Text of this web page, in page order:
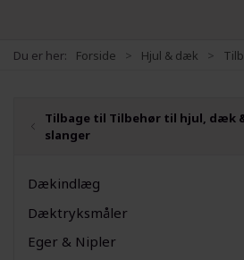
Du er her: Forside Hjul & dæk
Tilbage til Tilbehør til hjul, dæk
slanger
Dækindlæg
Dæktryksmåler
Eger & Nipler